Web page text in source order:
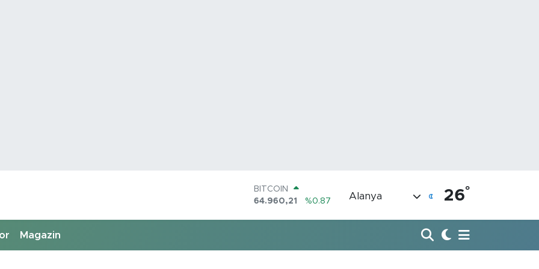
BITCOIN
64.960,21
%0.87
55,2510
%0.32
Alanya 26°
Magazin